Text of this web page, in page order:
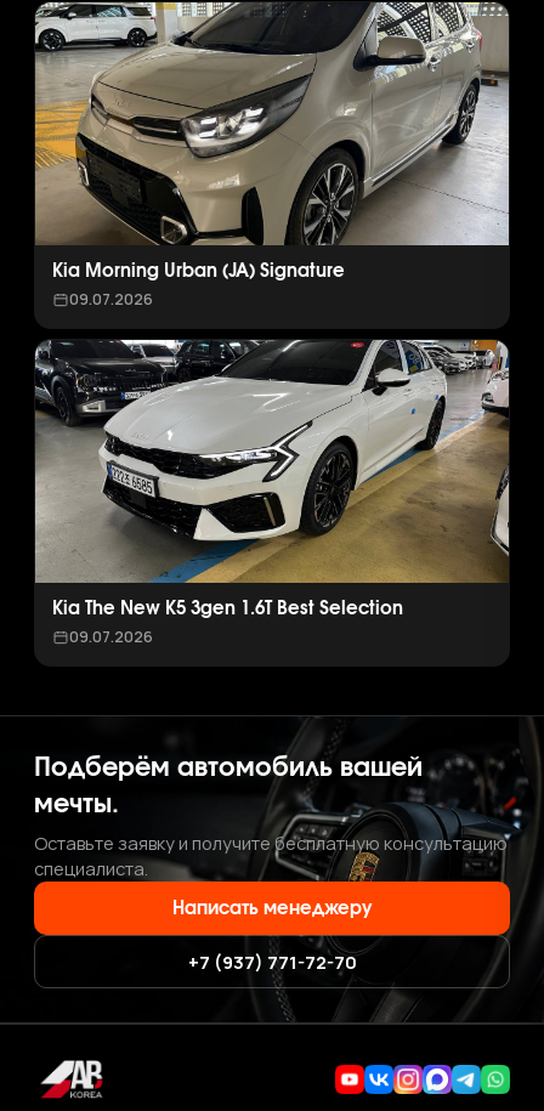
Kia Morning Urban (JA) Signature
09.07.2026
Kia The New K5 3gen 1.6T Best Selection
09.07.2026
Подберём автомобиль вашей
мечты.
Оставьте заявку и получите бесплатную консультацию
специалиста.
Написать менеджеру
+7 (937) 771-72-70